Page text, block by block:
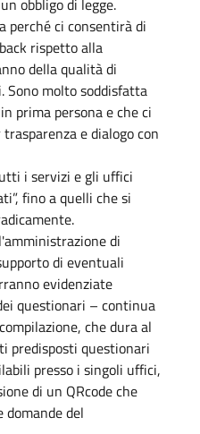
perché ci consentirà di
rispetto alla
della qualità di
Sono molto soddisfatta
prima persona e che ci
e dialogo con
i servizi e gli uffici
fino a quelli che si
di
di eventuali
evidenziate
questionari – continua
che dura al
predisposti questionari
presso i singoli uffici,
di un QRcode che
del